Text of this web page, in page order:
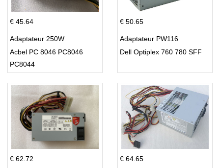
€ 45.64
Adaptateur 250W
Acbel PC 8046 PC8046
PC8044
€ 50.65
Adaptateur PW116
Dell Optiplex 760 780 SFF
€ 62.72 € 64.65